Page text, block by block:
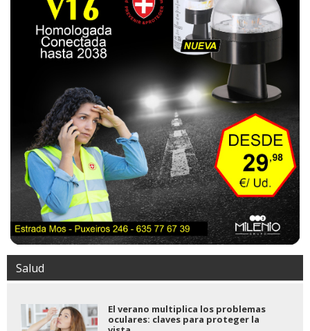
Salud
El verano multiplica los problemas
oculares: claves para proteger la